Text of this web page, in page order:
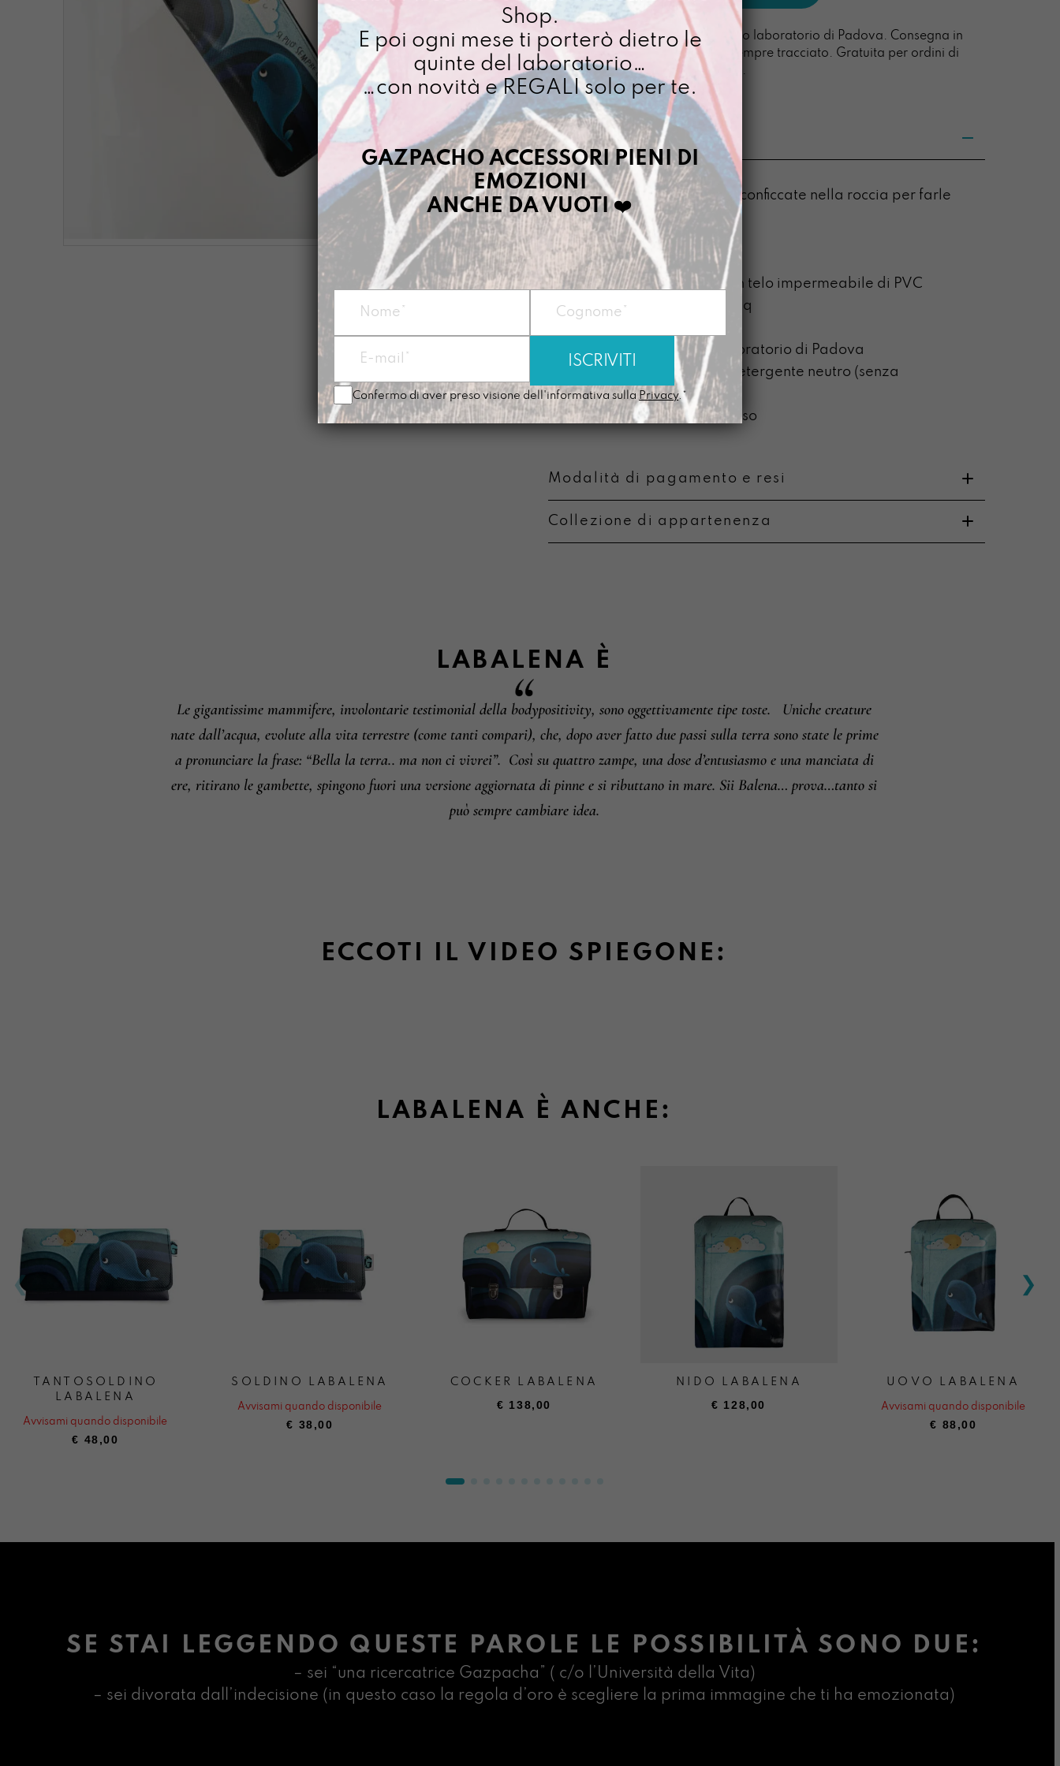
Cuciamo ogni ordine nel nostro laboratorio di Padova. Consegna in
4/5 giorni lavorativi, pacco sempre tracciato. Gratuita per ordini di
importo superiore ai 100 euro.
Dettagli prodotto
ReAstù libera le matite conficcate nella roccia per farle
scorrere su carta.
Vegan
Misura22 x 10 x 1,5 cm
Materiale
: Prodotto con telo impermeabile di PVC
recuperato da 800g/mq
Prodotto nel nostro laboratorio di Padova
Lavabile a mano con detergente neutro (senza
componente alcolica)
Si ammorbidisce con l’uso
Modalità di pagamento e resi
Collezione di appartenenza
LABALENA È
Le gigantissime mammifere, involontarie testimonial della bodypositivity, sono oggettivamente tipe toste.
Uniche creature
nate dall’acqua, evolute alla vita terrestre (come tanti compari), che, dopo aver fatto due passi sulla terra sono state le prime
a pronunciare la frase: “Bella la terra.. ma non ci vivrei”. Così su quattro zampe, una dose d’entusiasmo e una manciata di
ere, ritirano le gambette, spingono fuori una versione aggiornata di pinne e si ributtano in mare. Sii Balena… prova…tanto si
può sempre cambiare idea.
ECCOTI IL VIDEO SPIEGONE:
LABALENA È ANCHE:
TANTOSOLDINO
LABALENA
Avvisami quando disponibile
€ 48,00
SOLDINO LABALENA
Avvisami quando disponibile
€ 38,00
COCKER LABALENA
€ 138,00
NIDO LABALENA
€ 128,00
UOVO LABALENA
Avvisami quando disponibile
€ 88,00
SE STAI LEGGENDO QUESTE PAROLE LE POSSIBILITÀ SONO DUE:
– sei “una ricercatrice Gazpacha” ( c/o l’Università della Vita)
– sei divorata dall’indecisione (in questo caso la regola d’oro è scegliere la prima immagine che ti ha emozionata)
Shop.
E poi ogni mese ti porterò dietro le
quinte del laboratorio…
…con novità e REGALI solo per te.
GAZPACHO ACCESSORI PIENI DI
EMOZIONI
ANCHE DA VUOTI❤️
Confermo di aver preso visione dell'informativa sulla Privacy.*